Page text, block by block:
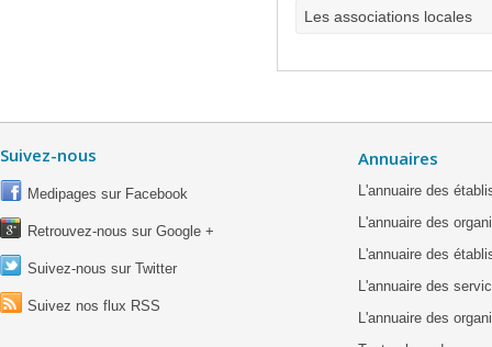
Les associations locales
Suivez-nous
Medipages sur Facebook
Retrouvez-nous sur Google +
Suivez-nous sur Twitter
Suivez nos flux RSS
Annuaires
L'annuaire des
L'annuaire des
L'annuaire des
L'annuaire des
L'annuaire des